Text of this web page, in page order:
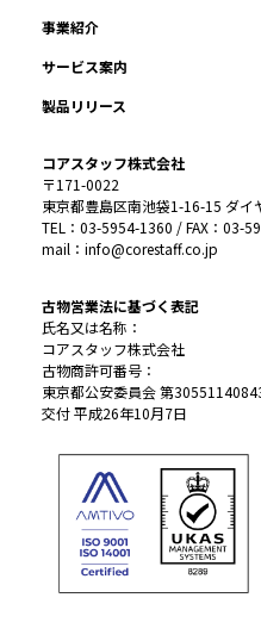
事業紹介
サービス案内
製品リリース
コアスタッフ株式会社
〒171-0022
東京都豊島区南池袋1-16-15 ダイ
TEL：03-5954-1360 / FAX：03-
mail：info@corestaff.co.jp
古物営業法に基づく表記
氏名又は名称：
コアスタッフ株式会社
古物商許可番号：
東京都公安委員会 第
交付 平成26年10月7日